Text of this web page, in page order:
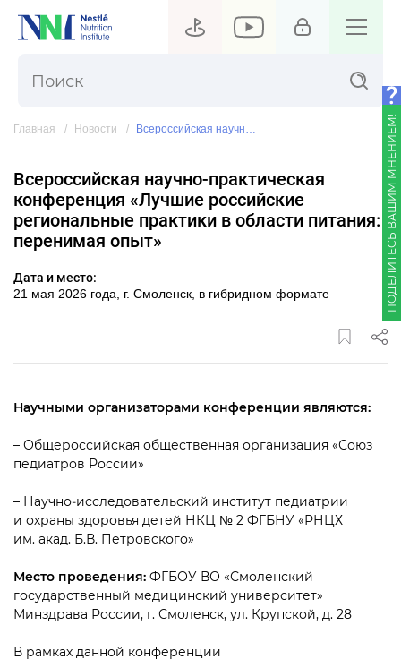
Главная Новости Всероссийская научно‑практическая конференция «Лучшие российские региональные практики в области питания: перенимая опыт»
Всероссийская научно‑практическая
конференция «Лучшие российские
региональные практики в области питания:
перенимая опыт»
Дата и место:
21 мая 2026 года, г. Смоленск, в гибридном формате
Научными организаторами конференции являются:
– Общероссийская общественная организация «Союз
педиатров России»
– Научно‑исследовательский институт педиатрии
и охраны здоровья детей НКЦ № 2 ФГБНУ «РНЦХ
им. акад. Б.В. Петровского»
Место проведения: ФГБОУ ВО «Смоленский
государственный медицинский университет»
Минздрава России, г. Смоленск, ул. Крупской, д. 28
В рамках данной конференции
ПОДЕЛИТЕСЬ ВАШИМ МНЕНИЕМ!